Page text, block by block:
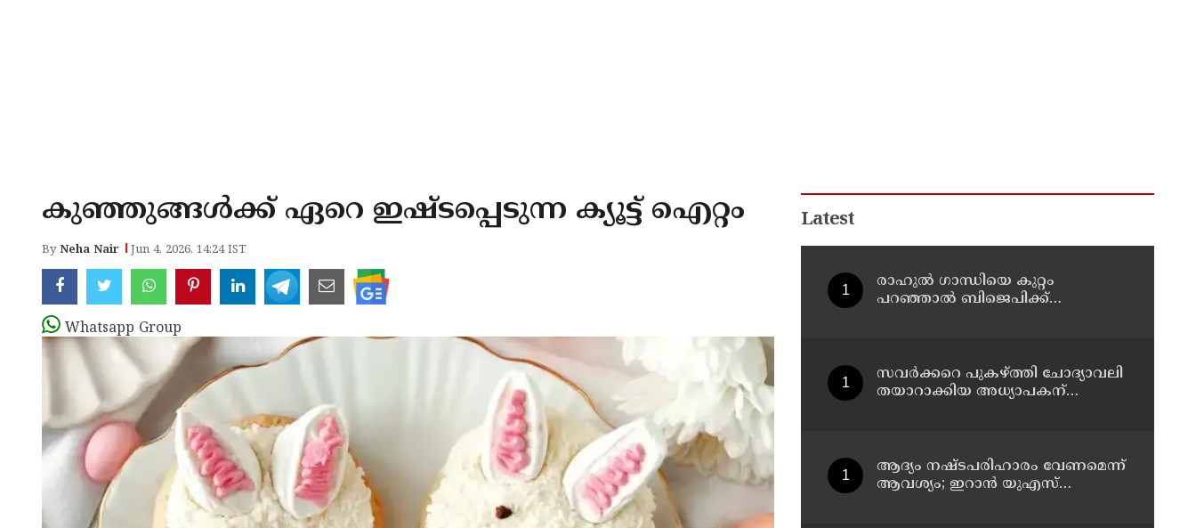
കുഞ്ഞുങ്ങൾക്ക് ഏറെ ഇഷ്ടപ്പെടുന്ന ക്യൂട്ട് ഐറ്റം
ByNeha Nair Jun 4, 2026, 14:24 IST
Whatsapp Group
Latest
രാഹുല്‍ ഗാന്ധിയെ കുറ്റം
പറഞ്ഞാല്‍ ബിജെപിക്ക്
സവര്‍ക്കറെ പുകഴ്ത്തി ചോദ്യാവലി
തയാറാക്കിയ അധ്യാപകന്
ആദ്യം നഷ്ടപരിഹാരം വേണമെന്ന്
ആവശ്യം; ഇറാന്‍ യുഎസ്